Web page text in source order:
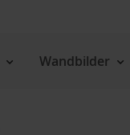
Wandbilder